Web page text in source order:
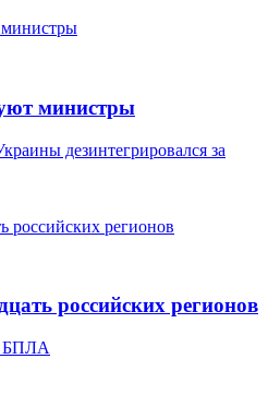
министры
дезинтегрировался за
российских регионов
БПЛА